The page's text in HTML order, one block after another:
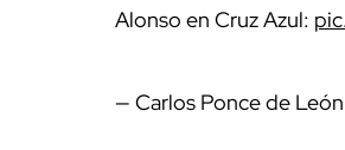
Alonso en Cruz Azul:
— Carlos Ponce de